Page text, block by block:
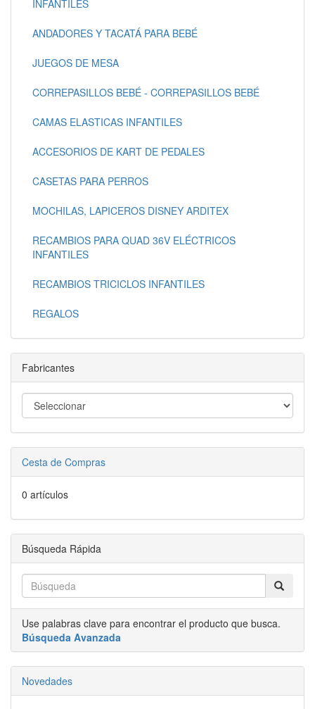
INFANTILES
ANDADORES Y TACATÁ PARA BEBÉ
JUEGOS DE MESA
CORREPASILLOS BEBÉ - CORREPASILLOS BEBÉ
CAMAS ELASTICAS INFANTILES
ACCESORIOS DE KART DE PEDALES
CASETAS PARA PERROS
MOCHILAS, LAPICEROS DISNEY ARDITEX
RECAMBIOS PARA QUAD 36V ELÉCTRICOS
INFANTILES
RECAMBIOS TRICICLOS INFANTILES
REGALOS
Fabricantes
Cesta de Compras
0 artículos
Búsqueda Rápida
Use palabras clave para encontrar el producto que busca.
Búsqueda Avanzada
Novedades